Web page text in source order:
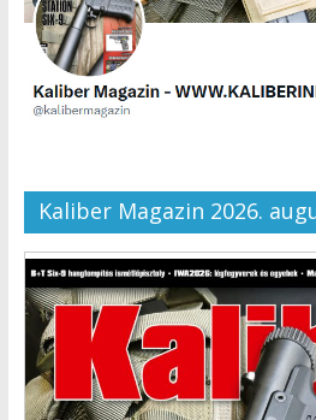
Kaliber Magazin 2026.